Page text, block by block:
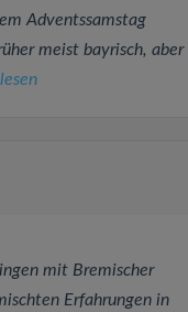
Adventssamstag
meist bayrisch, aber
mit Bremischer
Erfahrungen in